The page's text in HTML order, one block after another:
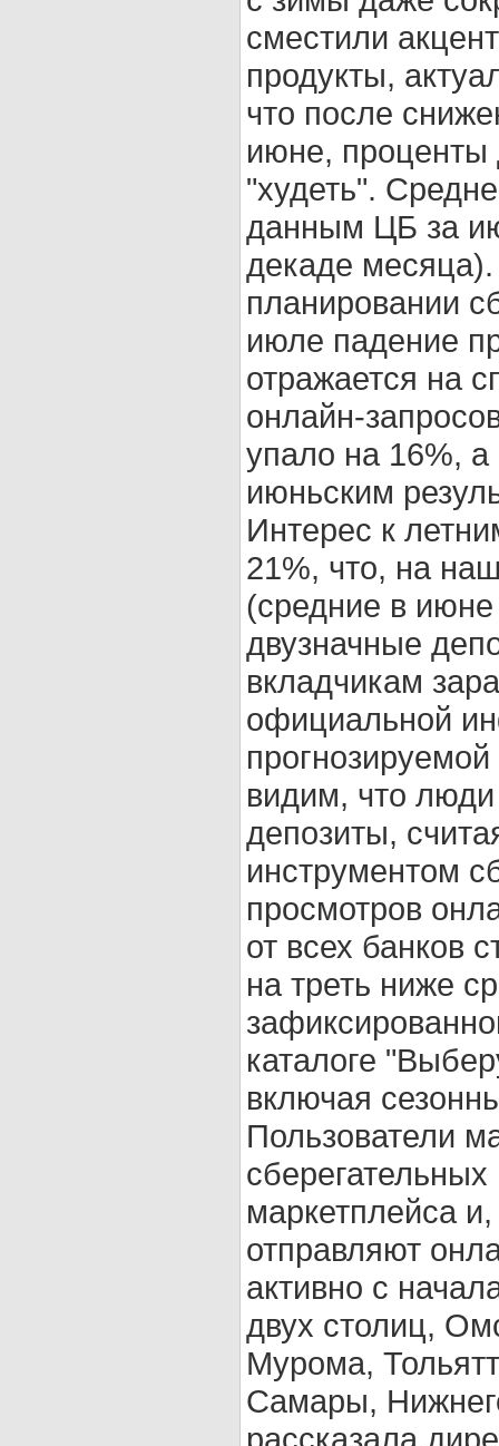
сместили
продукты,
что после
июне, проценты
"худеть".
данным ЦБ за
декаде месяца).
планировании
июле падение
отражается на
онлайн-
упало на 16%,
июньским
Интерес к
21%, что, на
(средние в
двузначные
вкладчикам
официальной
видим, что
депозиты,
инструментом
просмотров
от всех банков
на треть ниже
каталоге
включая
Пользователи
маркетплейса
отправляют
активно с
двух столиц,
Мурома,
Самары,